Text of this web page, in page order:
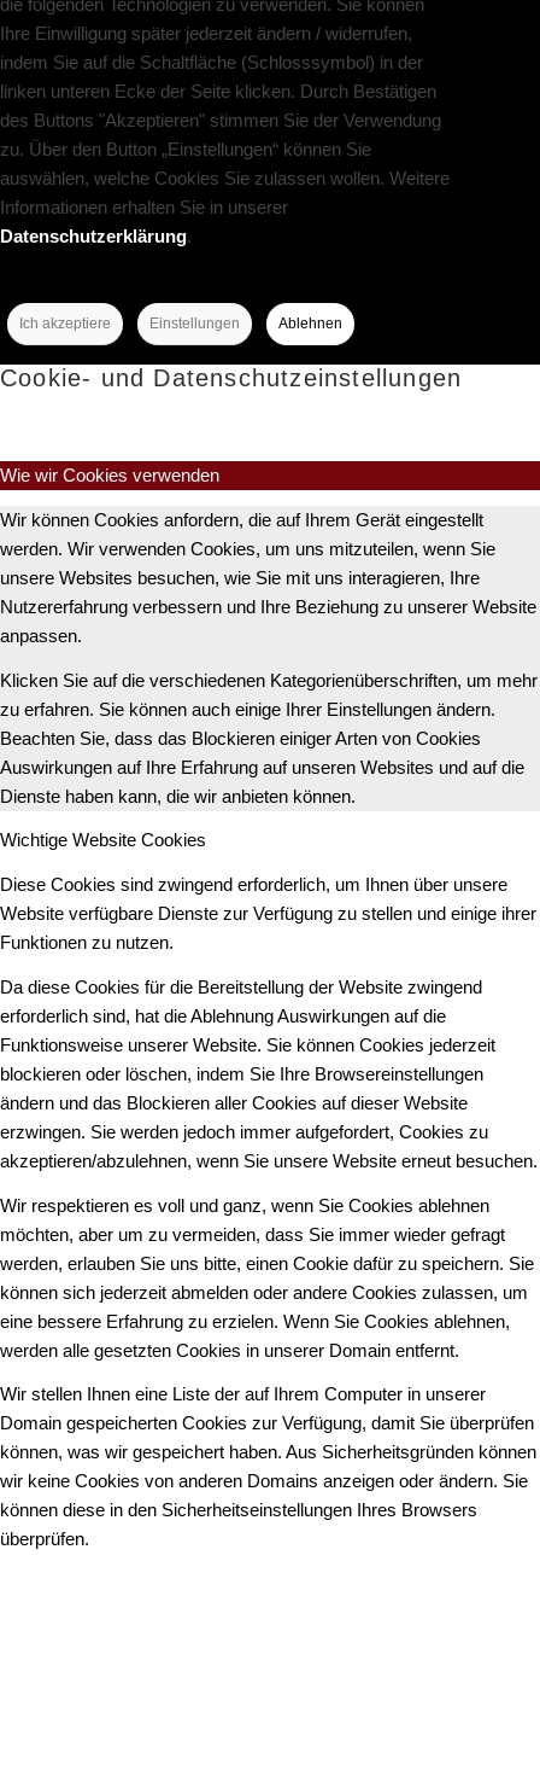
die folgenden Technologien zu verwenden. Sie können
Ihre Einwilligung später jederzeit ändern / widerrufen,
indem Sie auf die Schaltfläche (Schlosssymbol) in der
linken unteren Ecke der Seite klicken. Durch Bestätigen
des Buttons "Akzeptieren" stimmen Sie der Verwendung
zu. Über den Button „Einstellungen“ können Sie
auswählen, welche Cookies Sie zulassen wollen. Weitere
Informationen erhalten Sie in unserer
Datenschutzerklärung.
Ich akzeptiere Einstellungen Ablehnen
Cookie- und Datenschutzeinstellungen
Wie wir Cookies verwenden
Wir können Cookies anfordern, die auf Ihrem Gerät eingestellt
werden. Wir verwenden Cookies, um uns mitzuteilen, wenn Sie
unsere Websites besuchen, wie Sie mit uns interagieren, Ihre
Nutzererfahrung verbessern und Ihre Beziehung zu unserer Website
anpassen.
Klicken Sie auf die verschiedenen Kategorienüberschriften, um mehr
zu erfahren. Sie können auch einige Ihrer Einstellungen ändern.
Beachten Sie, dass das Blockieren einiger Arten von Cookies
Auswirkungen auf Ihre Erfahrung auf unseren Websites und auf die
Dienste haben kann, die wir anbieten können.
Wichtige Website Cookies
Diese Cookies sind zwingend erforderlich, um Ihnen über unsere
Website verfügbare Dienste zur Verfügung zu stellen und einige ihrer
Funktionen zu nutzen.
Da diese Cookies für die Bereitstellung der Website zwingend
erforderlich sind, hat die Ablehnung Auswirkungen auf die
Funktionsweise unserer Website. Sie können Cookies jederzeit
blockieren oder löschen, indem Sie Ihre Browsereinstellungen
ändern und das Blockieren aller Cookies auf dieser Website
erzwingen. Sie werden jedoch immer aufgefordert, Cookies zu
akzeptieren/abzulehnen, wenn Sie unsere Website erneut besuchen.
Wir respektieren es voll und ganz, wenn Sie Cookies ablehnen
möchten, aber um zu vermeiden, dass Sie immer wieder gefragt
werden, erlauben Sie uns bitte, einen Cookie dafür zu speichern. Sie
können sich jederzeit abmelden oder andere Cookies zulassen, um
eine bessere Erfahrung zu erzielen. Wenn Sie Cookies ablehnen,
werden alle gesetzten Cookies in unserer Domain entfernt.
Wir stellen Ihnen eine Liste der auf Ihrem Computer in unserer
Domain gespeicherten Cookies zur Verfügung, damit Sie überprüfen
können, was wir gespeichert haben. Aus Sicherheitsgründen können
wir keine Cookies von anderen Domains anzeigen oder ändern. Sie
können diese in den Sicherheitseinstellungen Ihres Browsers
überprüfen.